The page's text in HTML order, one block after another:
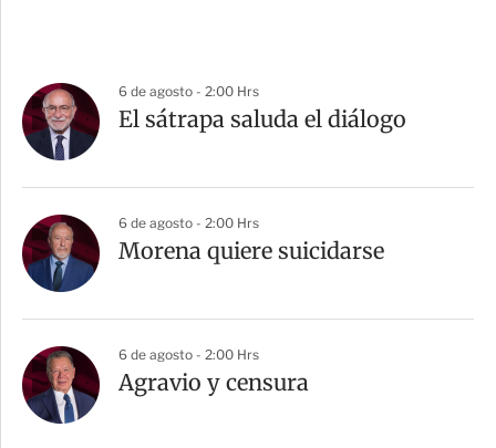
6 de agosto - 2:00 Hrs
El sátrapa saluda el diálogo
6 de agosto - 2:00 Hrs
Morena quiere suicidarse
6 de agosto - 2:00 Hrs
Agravio y censura